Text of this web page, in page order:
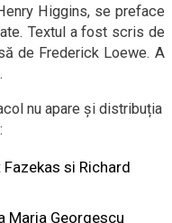
Higgins, se preface
Textul a fost scris de
de Frederick Loewe. A
nu apare și distribuția
si Richard
Maria Georgescu